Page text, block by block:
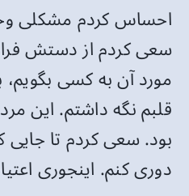
احساس کردم مشکلی
سعی کردم از دستش
مورد آن به کسی بگویم،
قلبم نگه داشتم. این
بود. سعی کردم تا جایی
دوری کنم. اینجوری